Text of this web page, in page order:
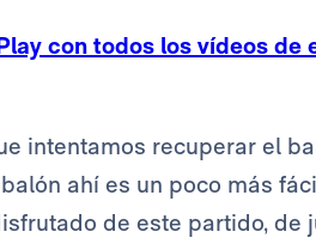
con todos los vídeos de
intentamos recuperar el
ahí es un poco más
de este partido, de